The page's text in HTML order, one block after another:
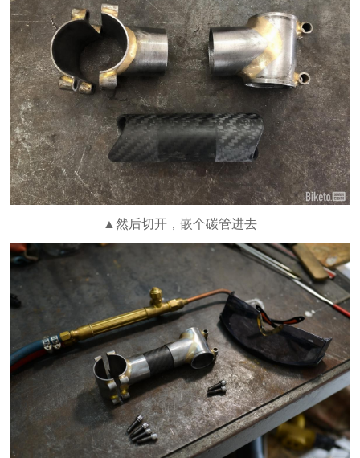
▲然后切开，嵌个碳管进去